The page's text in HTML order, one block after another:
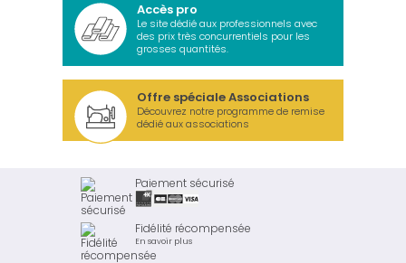
Accès pro
Le site dédié aux professionnels avec
des prix très concurrentiels pour les
grosses quantités.
Offre spéciale Associations
Découvrez notre programme de remise
dédié aux associations
Paiement sécurisé
Fidélité récompensée
En savoir plus